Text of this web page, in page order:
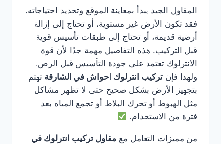
المقاول الجيد يبدأ بمعاينة الموقع وتحديد احتياجاته.
فقد تكون الأرض غير مستوية، أو تحتاج إلى إزالة
أرضية قديمة، أو تحتاج إلى طبقات تأسيس قوية
قبل التركيب. هذه التفاصيل مهمة جدًا لأن قوة
الانترلوك تعتمد على جودة التأسيس قبل الرص.
ولهذا فإن تركيب انترلوك احواش في الشارقة تهتم
بتجهيز الأرض بشكل صحيح حتى لا تظهر مشاكل
مثل الهبوط أو تحرك البلاط أو تجمع المياه بعد
فترة من الاستخدام.
من مميزات التعامل مع مقاول تركيب انترلوك في